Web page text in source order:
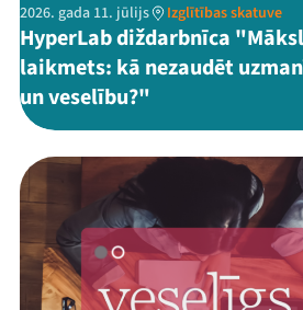
2026. gada 11. jūlijs Izglītības skatuve
HyperLab diždarbnīca
laikmets: kā nezaudēt
un veselību?"